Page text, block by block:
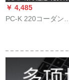
￥ 4,485
PC-K 220コーダンサ
ト携帯テープディオ
外置K歌收音速手生
送PC歌唱マイク徳